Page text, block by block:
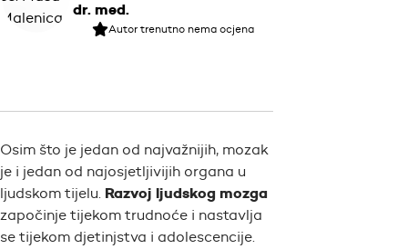
dr. med.
Autor trenutno nema ocjena
Osim što je jedan od najvažnijih, mozak
je i jedan od najosjetljivijih organa u
ljudskom tijelu. Razvoj ljudskog mozga
započinje tijekom trudnoće i nastavlja
se tijekom djetinjstva i adolescencije.